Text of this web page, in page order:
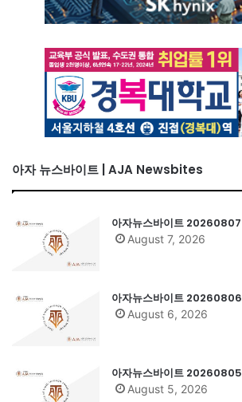
아자 뉴스바이트 | AJA Newsbites
아자뉴스바이트 20260807
August 7, 2026
아자뉴스바이트 20260806
August 6, 2026
아자뉴스바이트 20260805
August 5, 2026